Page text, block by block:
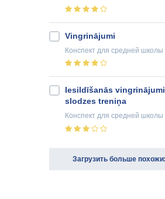
Vingrinājumi
Конспект для средней школы
Iesildīšanās
slodzes treniņa
Конспект для средней школы
Загрузить больше